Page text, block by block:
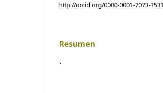
http://orcid.org/0000-0001-7073-3531
Resumen
-